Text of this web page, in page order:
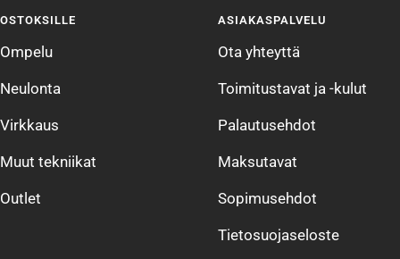
4
OSTOKSILLE
Ompelu
Neulonta
Virkkaus
Muut tekniikat
Outlet
ASIAKASPALVELU
Ota yhteyttä
Toimitustavat ja -kulut
Palautusehdot
Maksutavat
Sopimusehdot
Tietosuojaseloste